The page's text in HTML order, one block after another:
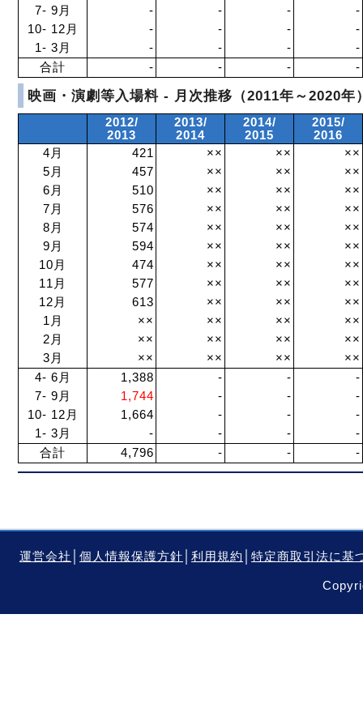
7- 9月
- - -
-
10- 12月
- - -
-
1- 3月
- - -
-
合計
- - - -
映画・演劇等入場料 - 月次推移（2011年～2020年
2012/
2013
2013/
2014
2014/
2015
2015/
2016
4月
421 ×× ××
××
5月
457 ×× ××
××
6月
510 ×× ××
××
7月
576 ×× ××
××
8月
574 ×× ××
××
9月
594 ×× ××
××
10月
474 ×× ××
××
11月
577 ×× ××
××
12月
613 ×× ××
××
1月
×× ×× ××
××
2月
×× ×× ××
××
3月
×× ×× ××
××
4- 6月
1,388 - -
-
7- 9月
1,744 - -
-
10- 12月
1,664 - -
-
1- 3月
- - -
-
合計
4,796 - - -
運営会社 個人情報保護方針 利用規約 特定商取引法に基